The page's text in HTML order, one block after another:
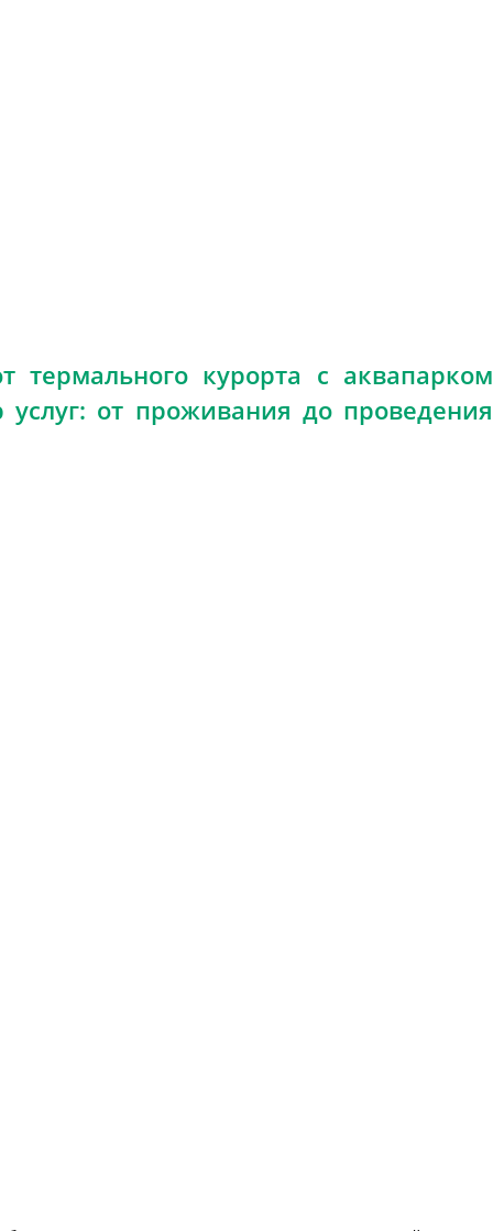
термального курорта с аквапарком
от проживания до проведения